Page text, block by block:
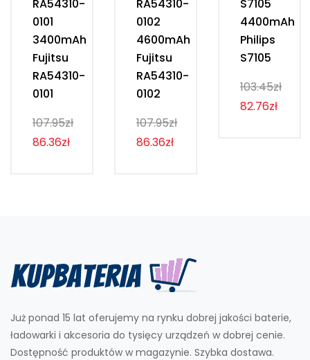
RA54310-
0101
3400mAh
Fujitsu
RA54310-
0101
107.95zł
86.36zł
RA54310-
0102
4600mAh
Fujitsu
RA54310-
0102
107.95zł
86.36zł
S7105
4400mAh
Philips
S7105
103.45zł
82.76zł
Już ponad 15 lat oferujemy na rynku dobrej jakości baterie,
ładowarki i akcesoria do tysięcy urządzeń w dobrej cenie.
Dostępność produktów w magazynie. Szybka dostawa.